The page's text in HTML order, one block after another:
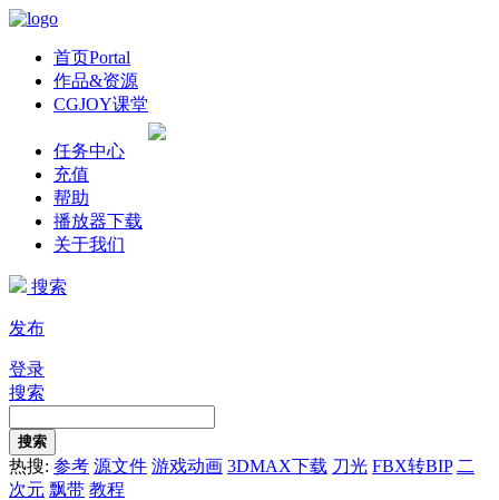
首页Portal
作品&资源
CGJOY课堂
任务中心
充值
帮助
播放器下载
关于我们
搜索
发布
登录
搜索
搜索
热搜: 参考 源文件 游戏动画 3DMAX下载 刀光 FBX转BIP 二
次元 飘带 教程